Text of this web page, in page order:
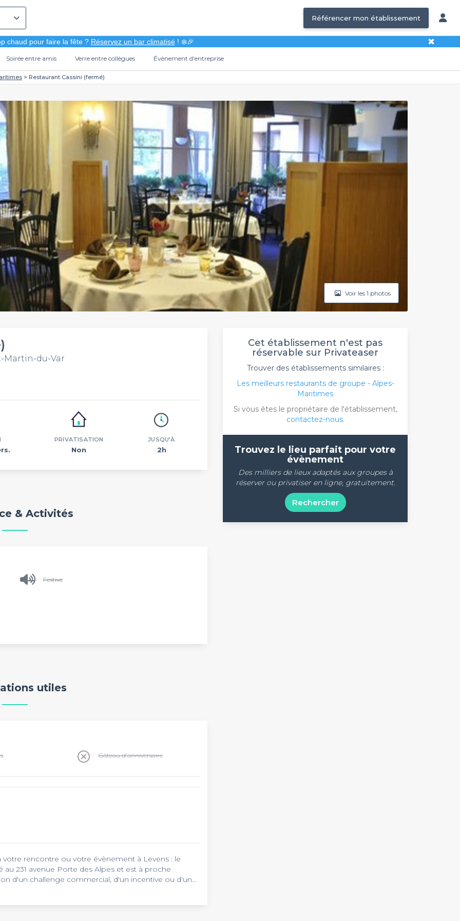
Référencer mon établissement
chaud pour faire la fête ? Réservez un bar climatisé! ❄️🎉 ✖
Soirée entre amis Verre entre collègues Évènement d'entreprise
Restaurant Cassini (fermé)
Voir les 1 photos
Martin-du-Var
PRIVATISATION
Non
JUSQU'À
2h
& Activités
Festive
utiles
Gâteau d'anniversaire
votre rencontre ou votre évènement à Levens : le
au 231 avenue Porte des Alpes et est à proche
d'un challenge commercial, d'un incentive ou d'un
Cet établissement n'est pas
réservable sur Privateaser
Trouver des établissements similaires :
Les meilleurs restaurants de groupe - Alpes-
Maritimes
Si vous êtes le propriétaire de l'établissement,
contactez-nous.
Trouvez le lieu parfait pour votre
évènement
Des milliers de lieux adaptés aux groupes à
réserver ou privatiser en ligne, gratuitement.
Rechercher